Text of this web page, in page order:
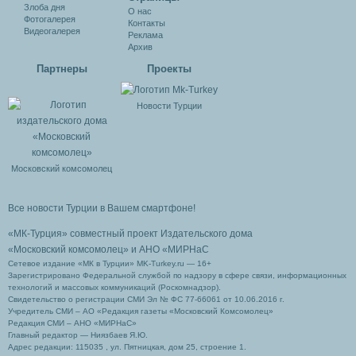
Злоба дня
Фотогалерея
Видеогалерея
О нас
Контакты
Реклама
Архив
Партнеры
Московский комсомолец
Проекты
Новости Турции
Все новости Турции в Вашем смартфоне!
«МК-Турция» совместный проект Издательского дома
«Московский комсомолец» и АНО «МИРНаС
Сетевое издание «МК в Турции» MK-Turkey.ru — 16+
Зарегистрировано Федеральной службой по надзору в сфере связи, информационных
технологий и массовых коммуникаций (Роскомнадзор).
Свидетельство о регистрации СМИ Эл № ФС 77-66061 от 10.06.2016 г.
Учредитель СМИ – АО «Редакция газеты «Московский Комсомолец»
Редакция СМИ – АНО «МИРНаС»
Главный редактор — Ниязбаев Я.Ю.
Адрес редакции: 115035 , ул. Пятницкая, дом 25, строение 1.